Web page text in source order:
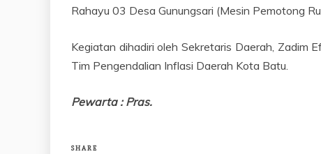
Rahayu 03 Desa Gunungsari (Mesin Pemotong
Kegiatan dihadiri oleh Sekretaris Daerah, Zadim
Tim Pengendalian Inflasi Daerah Kota Batu.
Pewarta : Pras.
SHARE